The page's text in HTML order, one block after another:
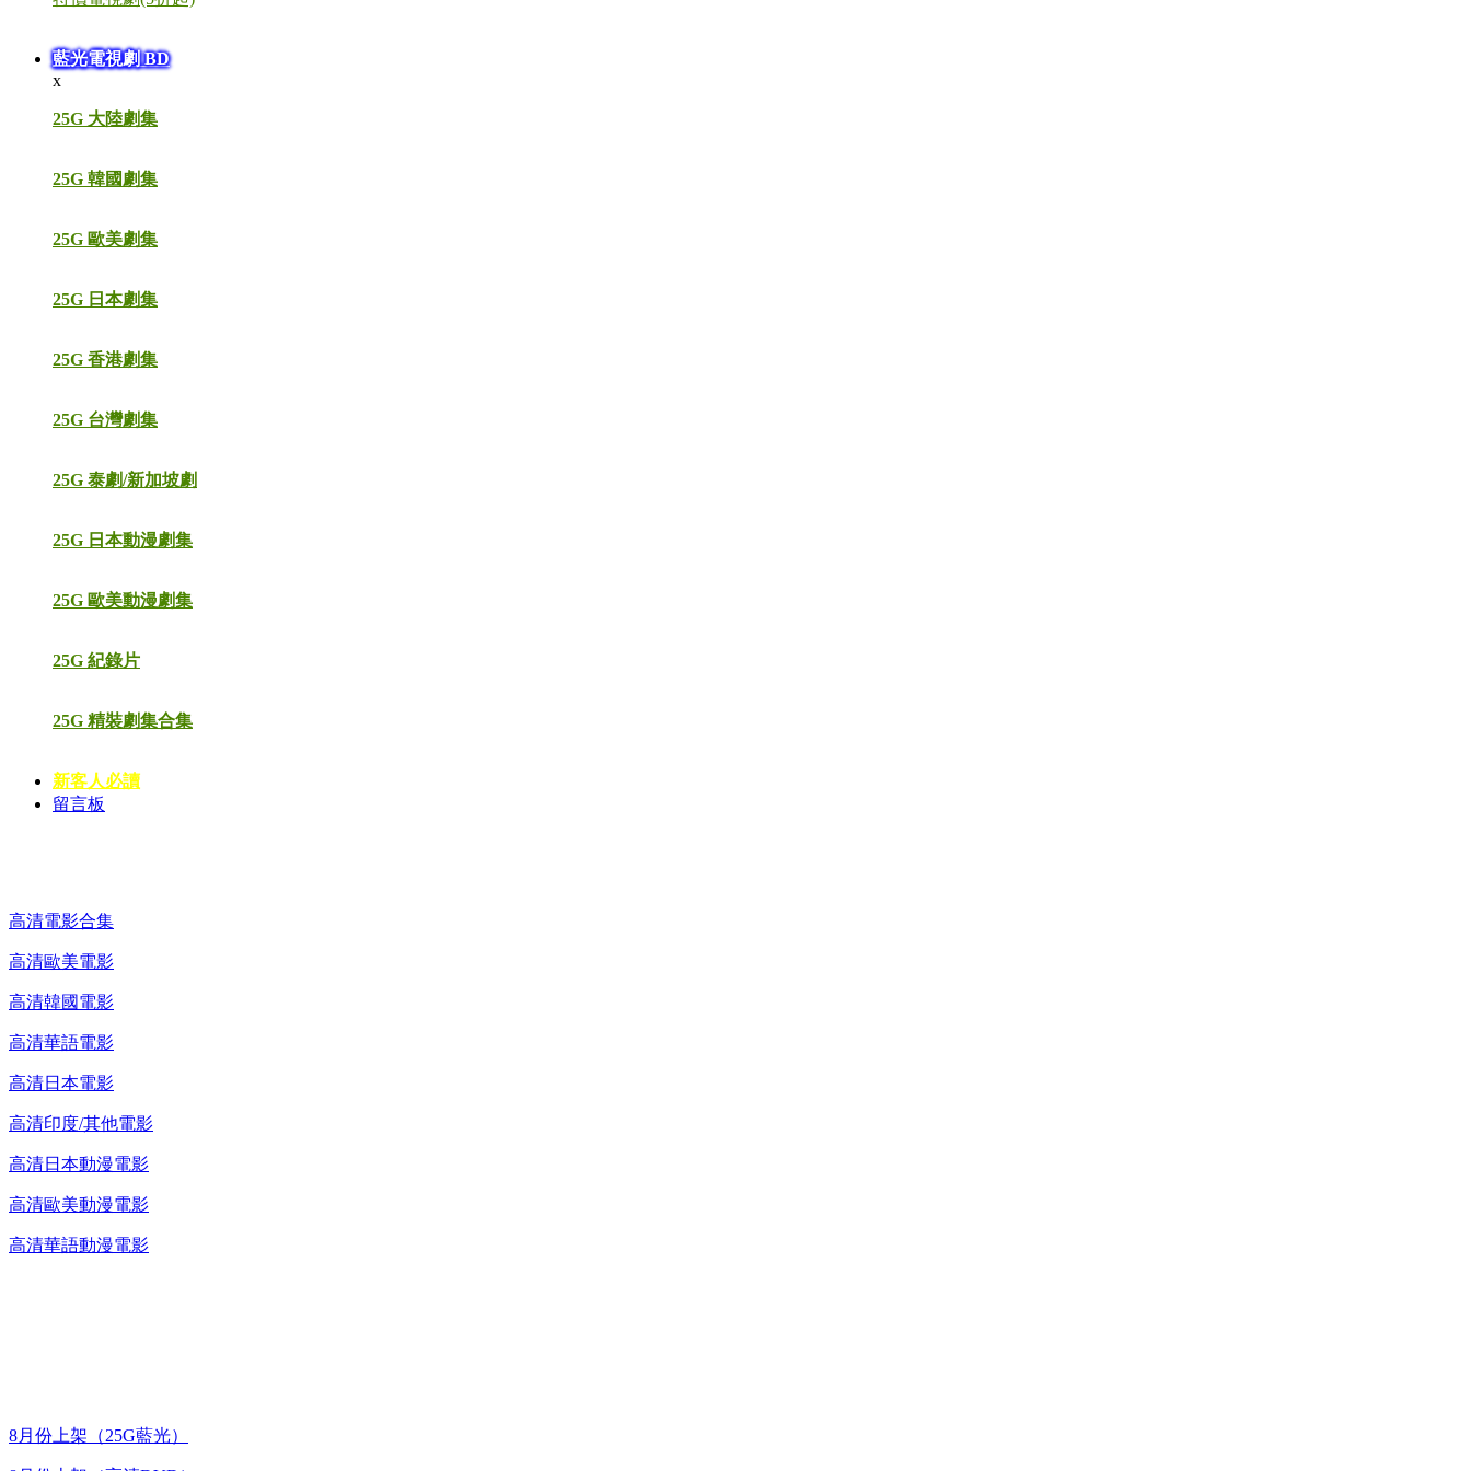
藍光電視劇 BD
x
25G 大陸劇集
25G 韓國劇集
25G 歐美劇集
25G 日本劇集
25G 香港劇集
25G 台灣劇集
25G 泰劇/新加坡劇
25G 日本動漫劇集
25G 歐美動漫劇集
25G 紀錄片
25G 精裝劇集合集
新客人必讀
留言板
高清電影合集
高清歐美電影
高清韓國電影
高清華語電影
高清日本電影
高清印度/其他電影
高清日本動漫電影
高清歐美動漫電影
高清華語動漫電影
8月份上架（25G藍光）